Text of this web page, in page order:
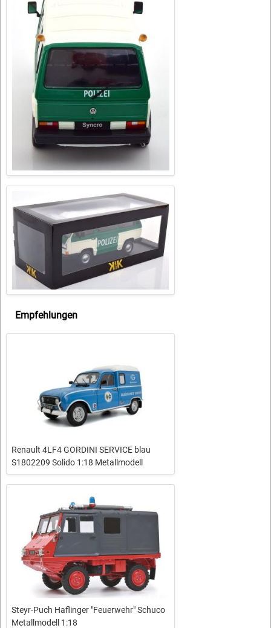
Empfehlungen
Renault 4LF4 GORDINI SERVICE blau
S1802209 Solido 1:18 Metallmodell
Steyr-Puch Haflinger "Feuerwehr" Schuco
Metallmodell 1:18